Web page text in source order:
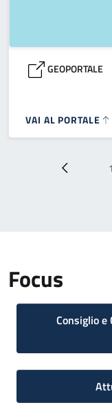
GEOPORTALE
VAI AL PORTALE
Paginazione
Pagina 1
Focus
Consiglio